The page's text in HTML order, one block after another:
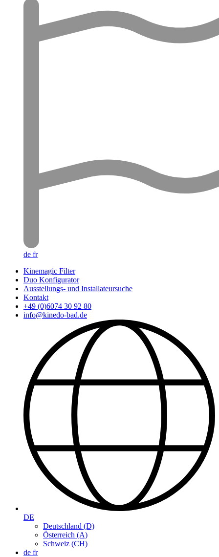
de fr
Kinemagic Filter
Duo Konfigurator
Ausstellungs- und Installateursuche
Kontakt
+49 (0)6074 30 92 80
info@kinedo-bad.de
DE
Deutschland (D)
Österreich (A)
Schweiz (CH)
de fr